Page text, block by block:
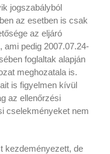
jogszabályból
az esetben is csak
az eljáró
ami pedig 2007.07.24-
foglaltak alapján
meghozatala is.
is figyelmen kívül
az ellenőrzési
cselekményeket nem
kezdeményezett, de